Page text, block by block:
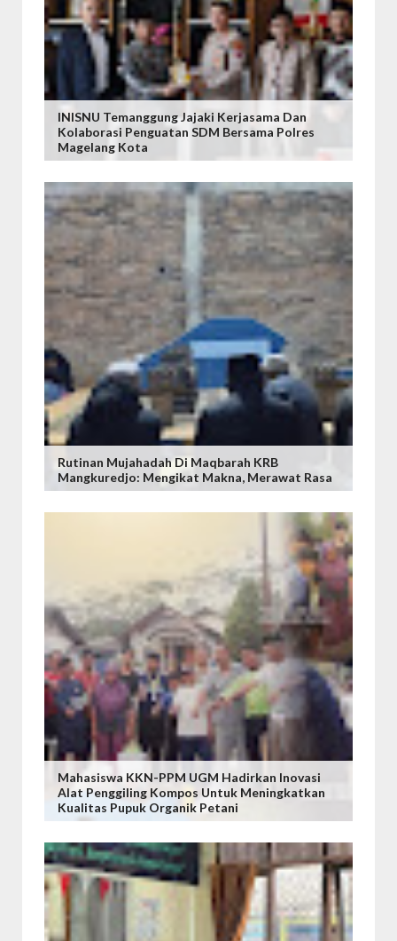
INISNU Temanggung Jajaki Kerjasama Dan
Kolaborasi Penguatan SDM Bersama Polres
Magelang Kota
Rutinan Mujahadah Di Maqbarah KRB
Mangkuredjo: Mengikat Makna, Merawat Rasa
Mahasiswa KKN-PPM UGM Hadirkan Inovasi
Alat Penggiling Kompos Untuk Meningkatkan
Kualitas Pupuk Organik Petani